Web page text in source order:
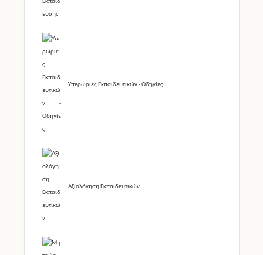
Υπερωρίες Εκπαιδευτικών - Οδηγίες
Αξιολόγηση Εκπαιδευτικών